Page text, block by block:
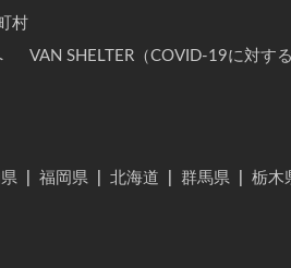
村
VAN SHELTER（COVID-19に対す
福岡県 北海道 群馬県 栃木